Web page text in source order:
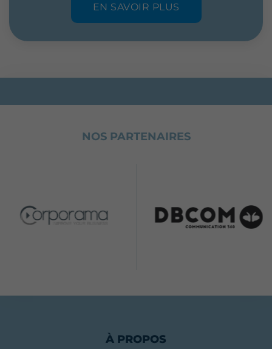
EN SAVOIR PLUS
NOS PARTENAIRES
À PROPOS